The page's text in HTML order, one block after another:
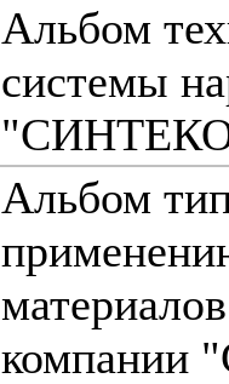
Альбом
системы
Альбом